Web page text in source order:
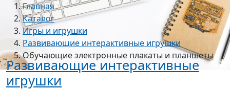
Главная
Каталог
Игры и игрушки
Развивающие интерактивные игрушки
Обучающие электронные плакаты и планшеты
Развивающие интерактивные
игрушки